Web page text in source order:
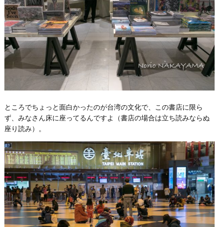
ところでちょっと面白かったのが台湾の文化で、この書店に限ら
ず、みなさん床に座ってるんですよ（書店の場合は立ち読みならぬ
座り読み）。